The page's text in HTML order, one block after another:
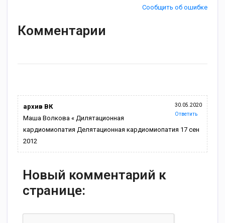
Сообщить об ошибке
Комментарии
30.05.2020
Ответить
архив ВК
Маша Волкова « Дилятационная
кардиомиопатия Делятационная кардиомиопатия 17 сен
2012
Новый комментарий к
странице: